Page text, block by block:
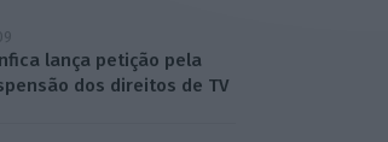
lança petição pela
dos direitos de TV